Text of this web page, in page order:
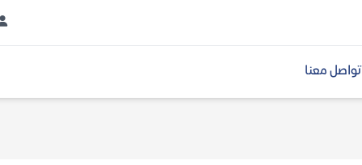
تواصل معنا